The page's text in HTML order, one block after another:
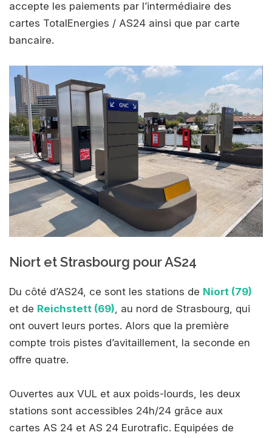
accepte les paiements par l’intermédiaire des
cartes TotalEnergies / AS24 ainsi que par carte
bancaire.
Niort et Strasbourg pour AS24
Du côté d’AS24, ce sont les stations de Niort (79)
et de Reichstett (69), au nord de Strasbourg, qui
ont ouvert leurs portes. Alors que la première
compte trois pistes d’avitaillement, la seconde en
offre quatre.
Ouvertes aux VUL et aux poids-lourds, les deux
stations sont accessibles 24h/24 grâce aux
cartes AS 24 et AS 24 Eurotrafic. Equipées de